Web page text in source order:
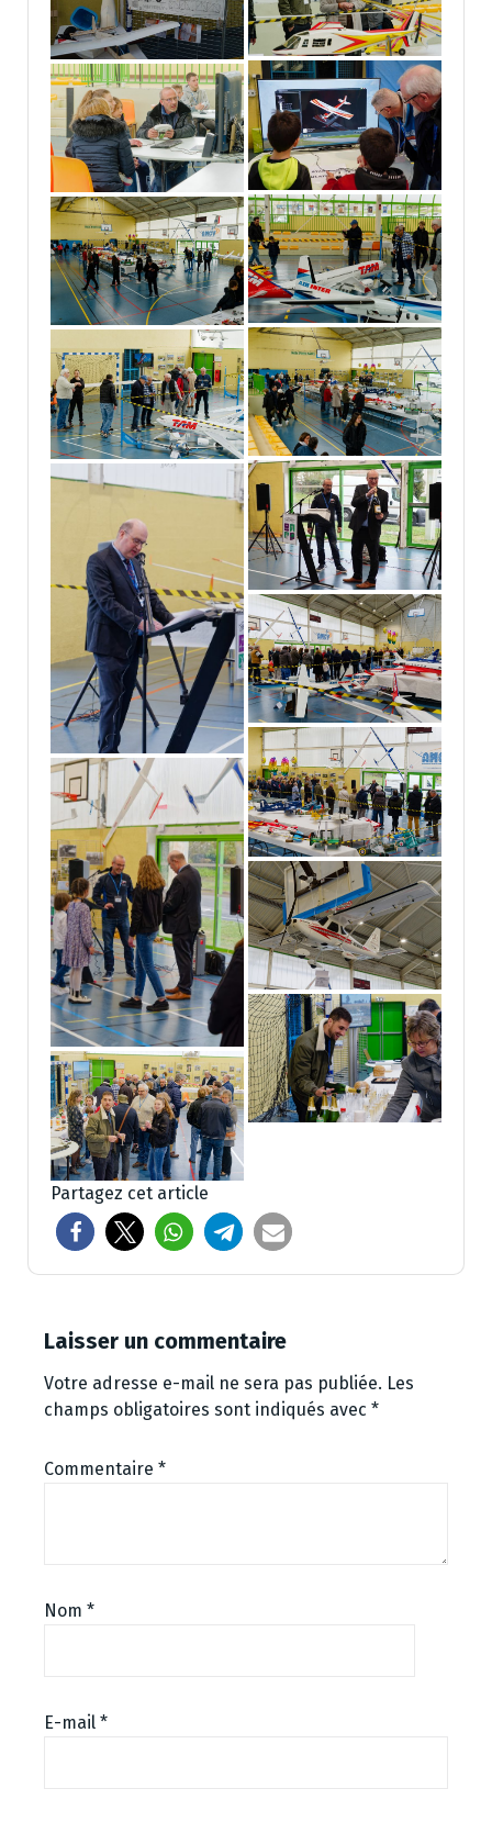
Partagez cet article
Laisser un commentaire
Votre adresse e-mail ne sera pas publiée. Les
champs obligatoires sont indiqués avec *
Commentaire *
Nom *
E-mail *